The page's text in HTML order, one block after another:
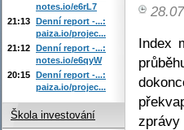
Index
notes.io/e6rL7
21:13 Denní report -...:
paiza.io/projec...
21:12 Denní report -...:
notes.io/e6qyW
20:15 Denní report -...:
paiza.io/projec...
Škola investování